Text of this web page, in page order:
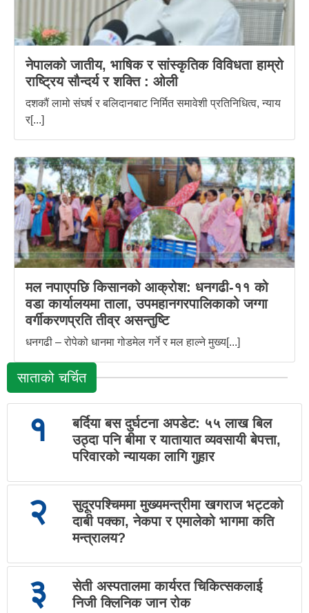
नेपालको जातीय, भाषिक र सांस्कृतिक विविधता हाम्रो
राष्ट्रिय सौन्दर्य र शक्ति : ‌ओली
दशकौं लामो संघर्ष र बलिदानबाट निर्मित समावेशी प्रतिनिधित्व, न्याय
र[...]
मल नपाएपछि किसानको आक्रोश: धनगढी-११ को
वडा कार्यालयमा ताला, उपमहानगरपालिकाको जग्गा
वर्गीकरणप्रति तीव्र असन्तुष्टि
धनगढी – रोपेको धानमा गोडमेल गर्ने र मल हाल्ने मुख्य[...]
साताको चर्चित
१
बर्दिया बस दुर्घटना अपडेट: ५५ लाख बिल
उठ्दा पनि बीमा र यातायात व्यवसायी बेपत्ता,
परिवारको न्यायका लागि गुहार
२
सुदूरपश्चिममा मुख्यमन्त्रीमा खगराज भट्टको
दाबी पक्का, नेकपा र एमालेको भागमा कति
मन्त्रालय?
३
सेती अस्पतालमा कार्यरत चिकित्सकलाई
निजी क्लिनिक जान रोक